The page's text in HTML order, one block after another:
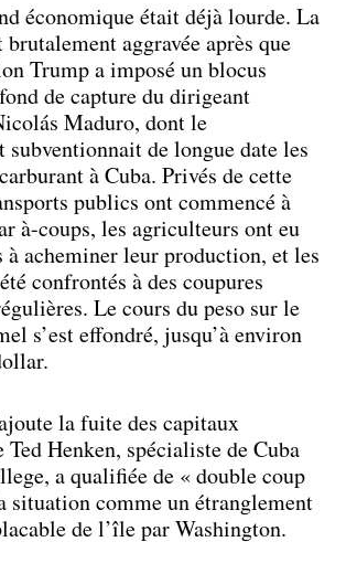
économique était déjà lourde. La
brutalement aggravée après que
Trump a imposé un blocus
de capture du dirigeant
Maduro, dont le
subventionnait de longue date les
à Cuba. Privés de cette
publics ont commencé à
à-coups, les agriculteurs ont eu
acheminer leur production, et les
confrontés à des coupures
Le cours du peso sur le
s’est effondré, jusqu’à environ
la fuite des capitaux
Ted Henken, spécialiste de Cuba
a qualifiée de « double coup
situation comme un étranglement
de l’île par Washington.